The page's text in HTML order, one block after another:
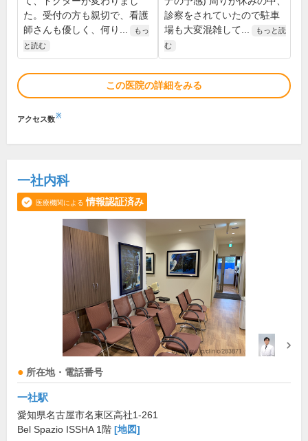
た。受付の方も親切で、看護
師さんも優しく、何り...
もっ
と読む
診察をされていたので駐車
場も大変混雑して...
もっと読
む
この医院の詳細をみる
アクセス数※
一社内科
医療機関による 情報認証済み
所在地・電話番号
一社駅
愛知県名古屋市名東区高社1-261
Bel Spazio ISSHA 1階 [地図]